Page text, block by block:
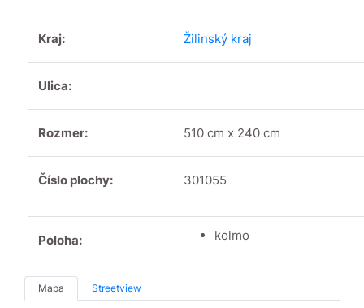
Kraj: Žilinský kraj
Ulica:
Rozmer: 510 cm x 240 cm
Číslo plochy: 301055
Poloha: kolmo
Mapa Streetview